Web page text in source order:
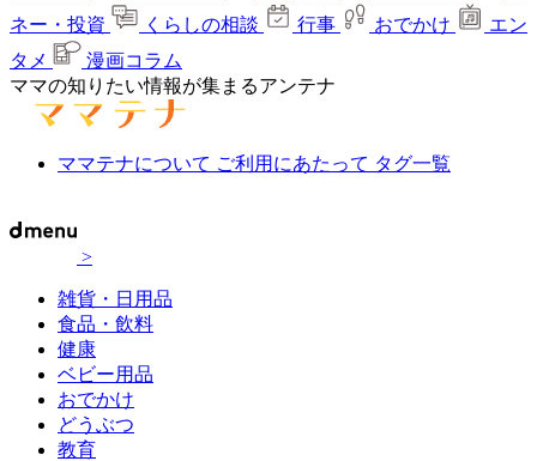
ネー・投資
くらしの相談 行事 おでかけ
エン
タメ
漫画コラム
ママの知りたい情報が集まるアンテナ
ママテナについて ご利用にあたって タグ一覧
>
雑貨・日用品
食品・飲料
健康
ベビー用品
おでかけ
どうぶつ
教育